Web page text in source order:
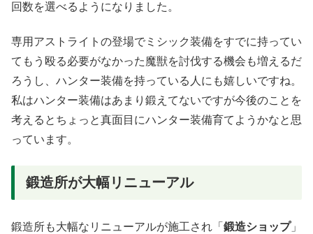
回数を選べるようになりました。
専用アストライトの登場でミシック装備をすでに持ってい
てもう殴る必要がなかった魔獣を討伐する機会も増えるだ
ろうし、ハンター装備を持っている人にも嬉しいですね。
私はハンター装備はあまり鍛えてないですが今後のことを
考えるとちょっと真面目にハンター装備育てようかなと思
っています。
鍛造所が大幅リニューアル
鍛造所も大幅なリニューアルが施工され「 鍛造ショップ」